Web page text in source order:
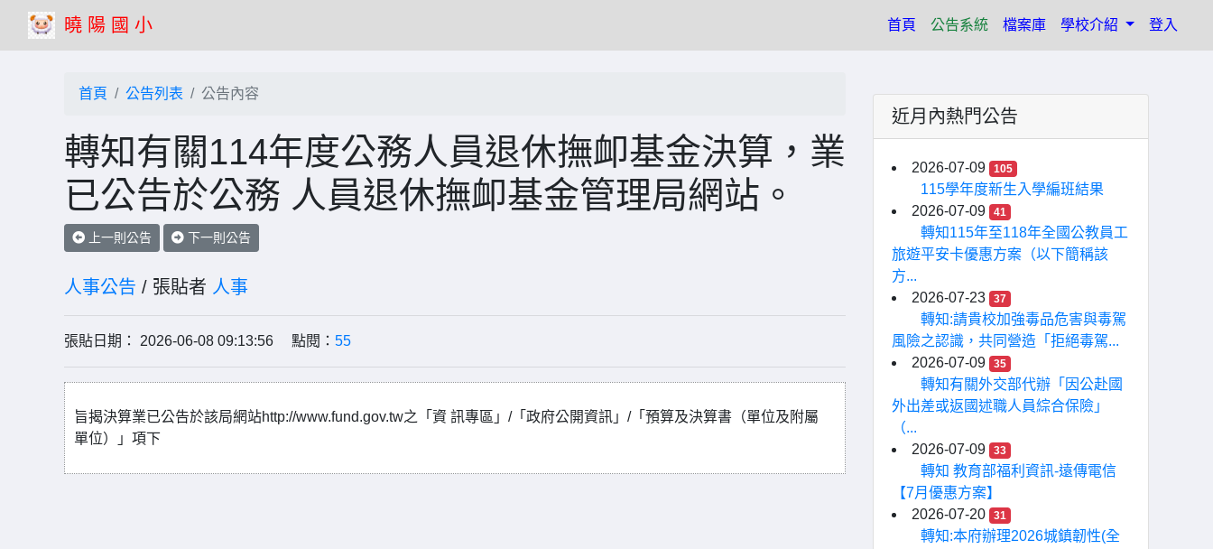
曉 陽 國 小 首頁 (current)
公告系統 檔案庫 學校介紹 登入
首頁 公告列表 公告內容
轉知有關114年度公務人員退休撫卹基金決算，業
已公告於公務 人員退休撫卹基金管理局網站。
上一則公告 下一則公告
人事公告 / 張貼者 人事
張貼日期： 2026-06-08 09:13:56 點閱： 55
旨揭決算業已公告於該局網站http://www.fund.gov.tw之「資 訊專區」/「政府公開資訊」/「預算及決算書（單位及附屬
單位）」項下
近月內熱門公告
2026-07-09 105
115學年度新生入學編班結果
2026-07-09
41
轉知115年至118年全國公教員工
旅遊平安卡優惠方案（以下簡稱該
方...
2026-07-23
37
轉知:請貴校加強毒品危害與毒駕
風險之認識，共同營造「拒絕毒駕...
2026-07-09
35
轉知有關外交部代辦「因公赴國
外出差或返國述職人員綜合保險」
（...
2026-07-09
33
轉知 教育部福利資訊-遠傳電信
【7月優惠方案】
2026-07-20
31
轉知:本府辦理2026城鎮韌性(全